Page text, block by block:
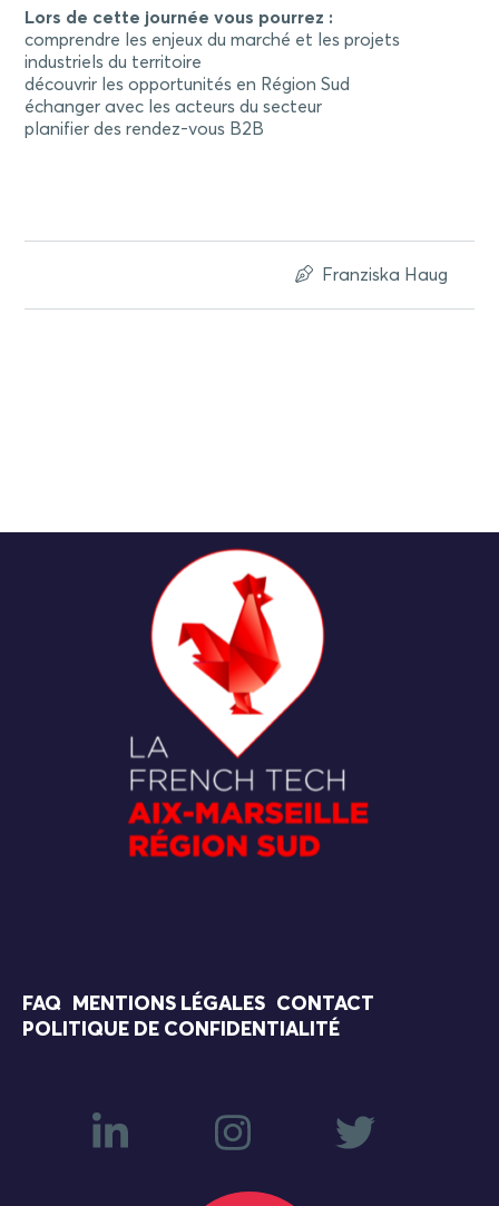
Lors de cette journée vous pourrez :
comprendre les enjeux du marché et les projets
industriels du territoire
découvrir les opportunités en Région Sud
échanger avec les acteurs du secteur
planifier des rendez-vous B2B
Franziska Haug
FAQ MENTIONS LÉGALES
CONTACT
POLITIQUE DE CONFIDENTIALITÉ